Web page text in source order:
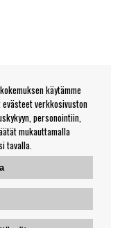
käytämme
verkkosivuston
personointiin,
mukauttamalla
tavalla.